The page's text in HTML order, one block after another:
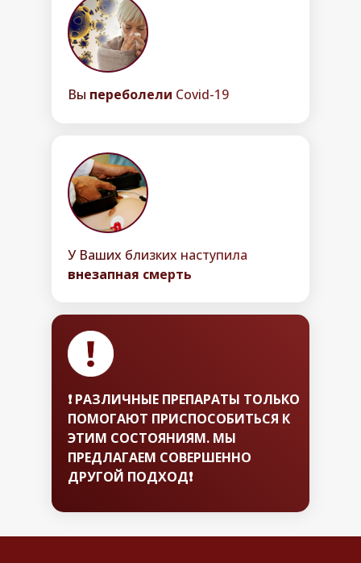
Вы переболели Covid-19
У Ваших близких наступила
внезапная смерть
❗️ РАЗЛИЧНЫЕ ПРЕПАРАТЫ ТОЛЬКО
ПОМОГАЮТ ПРИСПОСОБИТЬСЯ К
ЭТИМ СОСТОЯНИЯМ. МЫ
ПРЕДЛАГАЕМ СОВЕРШЕННО
ДРУГОЙ ПОДХОД❗️